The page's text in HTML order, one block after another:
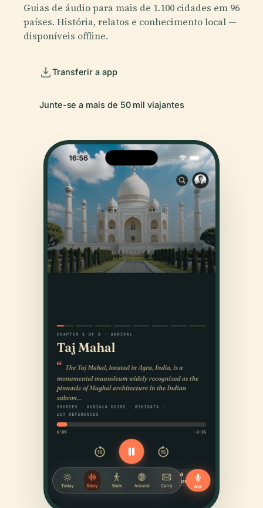
Guias de áudio para mais de 1.100 cidades em 96
países. História, relatos e conhecimento local —
disponíveis offline.
Transferir a app
Junte-se a mais de 50 mil viajantes